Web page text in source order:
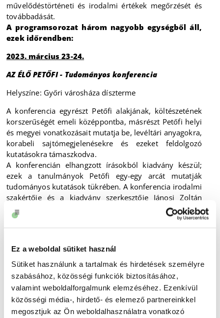
Ez a weboldal sütiket használ
Sütiket használunk a tartalmak és hirdetések személyre
szabásához, közösségi funkciók biztosításához,
valamint weboldalforgalmunk elemzéséhez. Ezenkívül
közösségi média-, hirdető- és elemező partnereinkkel
megosztjuk az Ön weboldalhasználatra vonatkozó
művelődéstörténeti és irodalmi értékek megőrzését és
továbbadását.
A programsorozat három nagyobb egységből áll,
ezek időrendben:
2023. március 23-24.
AZ ÉLŐ PETŐFI - Tudományos konferencia
Helyszíne: Győri városháza díszterme
A konferencia egyrészt Petőfi alakjának, költészetének
korszerűségét emeli középpontba, másrészt Petőfi helyi
és megyei vonatkozásait mutatja be, levéltári anyagokra,
korabeli sajtómegjelenésekre és ezeket feldolgozó
kutatásokra támaszkodva.
A konferencián elhangzott írásokból kiadvány készül;
ezek a tanulmányok Petőfi egy-egy arcát mutatják
tudományos kutatások tükrében. A konferencia irodalmi
szakértője és a kiadvány szerkesztője Jánosi Zoltán
József Attila- díjas irodalomtörténész, a Magyar Napló
Kiadó vezetője.
HANGZÓ PETŐFI - Kárpát-medencei vers- és
prózamondó verseny
Helyszíne: Kisfaludy Károly Könyvtár